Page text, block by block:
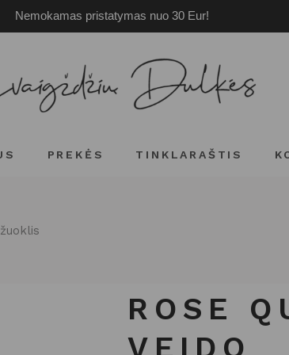
Nemokamas pristatymas nuo 30 Eur!
PREKĖS TINKLARAŠTIS
ROSE
VEIDO